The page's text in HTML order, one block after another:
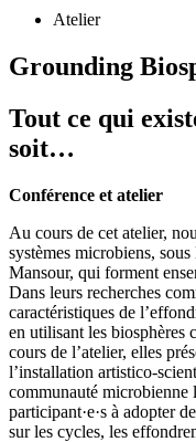
Atelier
Grounding
Tout ce qui
soit…
Conférence et atelier
Au cours de cet atelier,
systèmes microbiens,
Mansour, qui forment
Dans leurs recherches
caractéristiques de
en utilisant les biosphères
cours de l’atelier, elles
l’installation artistico-
communauté microbienne
participant·e·s à adopter
sur les cycles, les